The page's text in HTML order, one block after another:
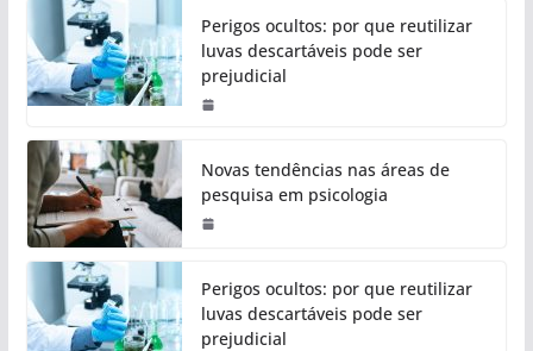
Perigos ocultos: por que reutilizar
luvas descartáveis pode ser
prejudicial
Novas tendências nas áreas de
pesquisa em psicologia
Perigos ocultos: por que reutilizar
luvas descartáveis pode ser
prejudicial